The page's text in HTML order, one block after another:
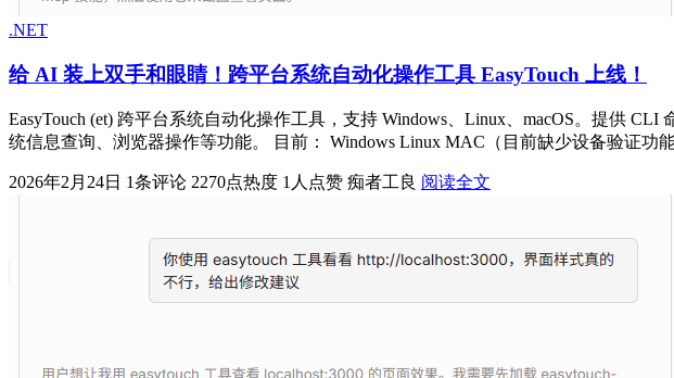
.NET
给 AI 装上双手和眼睛！跨平台系统自动化操作工具 EasyTouch 上线！
EasyTouch (et) 跨平台系统自动化操作工具，支持 Windows、Linux、macOS。提供
统信息查询、浏览器操作等功能。 目前： Windows Linux MAC（目前缺少设备验证功
2026年2月24日 1条评论 2270点热度 1人点赞 痴者工良 阅读全文